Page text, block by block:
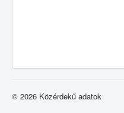
© 2026 Közérdekű adatok